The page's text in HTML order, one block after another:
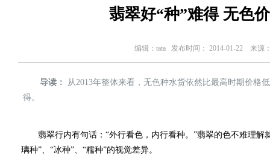
翡翠好“种”难得 无色
编辑： tata 发布时间： 2014-01-22 来源
导读：
从2013年整体来看，无色种水货依然比最高时期价格
得。
翡翠行内有句话：“外行看色，内行看种。”翡翠的色不难理解
璃种”、“冰种”、“糯种”的视觉差异。